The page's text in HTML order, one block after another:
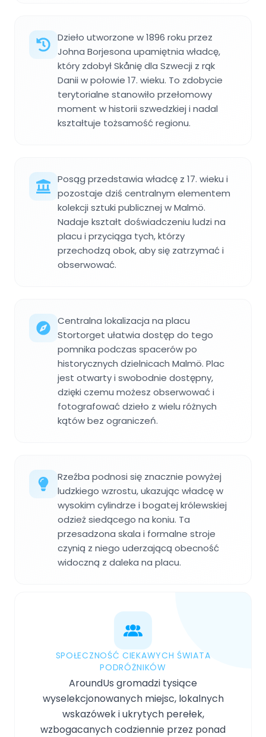
Dzieło utworzone w 1896 roku przez
Johna Borjesona upamiętnia władcę,
który zdobył Skånię dla Szwecji z rąk
Danii w połowie 17. wieku. To zdobycie
terytorialne stanowiło przełomowy
moment w historii szwedzkiej i nadal
kształtuje tożsamość regionu.
Posąg przedstawia władcę z 17. wieku i
pozostaje dziś centralnym elementem
kolekcji sztuki publicznej w Malmö.
Nadaje kształt doświadczeniu ludzi na
placu i przyciąga tych, którzy
przechodzą obok, aby się zatrzymać i
obserwować.
Centralna lokalizacja na placu
Stortorget ułatwia dostęp do tego
pomnika podczas spacerów po
historycznych dzielnicach Malmö. Plac
jest otwarty i swobodnie dostępny,
dzięki czemu możesz obserwować i
fotografować dzieło z wielu różnych
kątów bez ograniczeń.
Rzeźba podnosi się znacznie powyżej
ludzkiego wzrostu, ukazując władcę w
wysokim cylindrze i bogatej królewskiej
odzież siedącego na koniu. Ta
przesadzona skala i formalne stroje
czynią z niego uderzającą obecność
widoczną z daleka na placu.
SPOŁECZNOŚĆ CIEKAWYCH ŚWIATA
PODRÓŻNIKÓW
AroundUs gromadzi tysiące
wyselekcjonowanych miejsc, lokalnych
wskazówek i ukrytych perełek,
wzbogacanych codziennie przez ponad